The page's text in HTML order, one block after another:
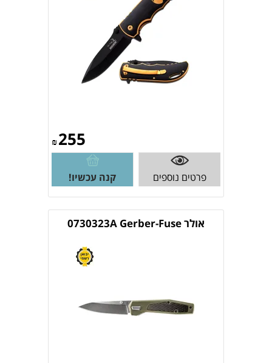
₪255
פרטים נוספים קנה עכשיו!
אולר 0730323A Gerber-Fuse